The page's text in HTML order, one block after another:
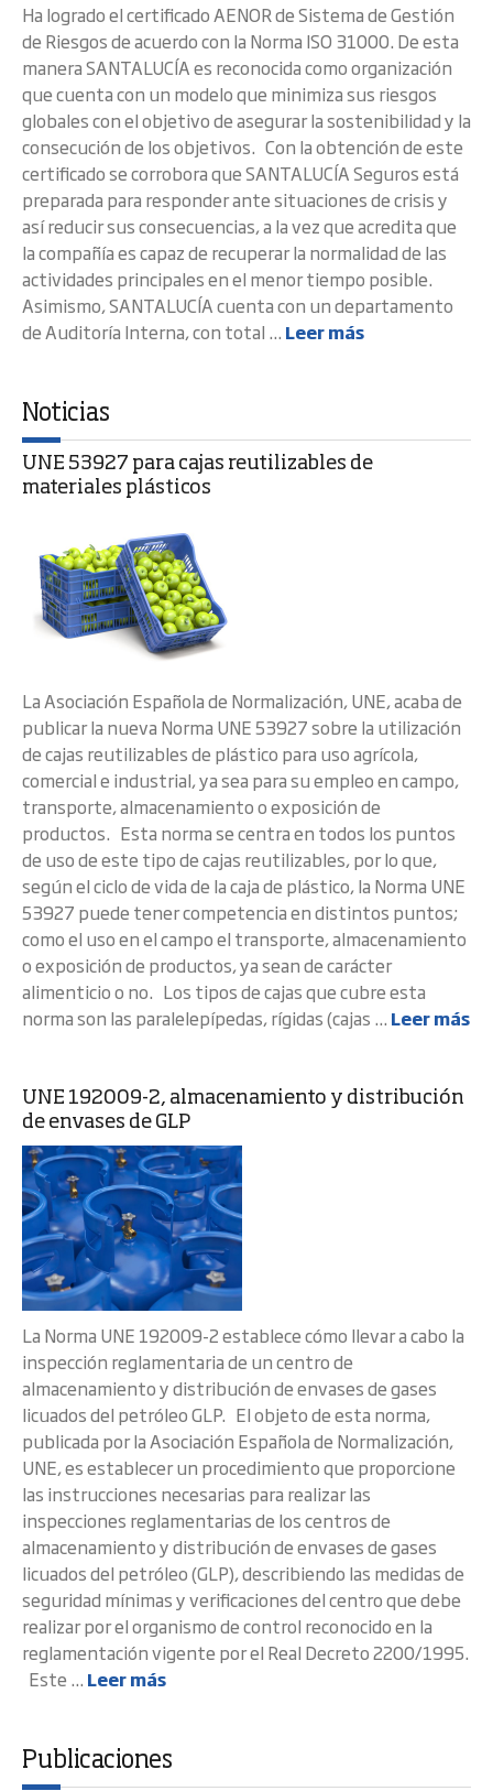
Ha logrado el certificado AENOR de Sistema de Gestión
de Riesgos de acuerdo con la Norma ISO 31000. De esta
manera SANTALUCÍA es reconocida como organización
que cuenta con un modelo que minimiza sus riesgos
globales con el objetivo de asegurar la sostenibilidad y la
consecución de los objetivos. Con la obtención de este
certificado se corrobora que SANTALUCÍA Seguros está
preparada para responder ante situaciones de crisis y
así reducir sus consecuencias, a la vez que acredita que
la compañía es capaz de recuperar la normalidad de las
actividades principales en el menor tiempo posible.
Asimismo, SANTALUCÍA cuenta con un departamento
de Auditoría Interna, con total ... Leer más
Noticias
UNE 53927 para cajas reutilizables de
materiales plásticos
La Asociación Española de Normalización, UNE, acaba de
publicar la nueva Norma UNE 53927 sobre la utilización
de cajas reutilizables de plástico para uso agrícola,
comercial e industrial, ya sea para su empleo en campo,
transporte, almacenamiento o exposición de
productos. Esta norma se centra en todos los puntos
de uso de este tipo de cajas reutilizables, por lo que,
según el ciclo de vida de la caja de plástico, la Norma UNE
53927 puede tener competencia en distintos puntos;
como el uso en el campo el transporte, almacenamiento
o exposición de productos, ya sean de carácter
alimenticio o no. Los tipos de cajas que cubre esta
norma son las paralelepípedas, rígidas (cajas ... Leer más
UNE 192009-2, almacenamiento y distribución
de envases de GLP
La Norma UNE 192009-2 establece cómo llevar a cabo la
inspección reglamentaria de un centro de
almacenamiento y distribución de envases de gases
licuados del petróleo GLP. El objeto de esta norma,
publicada por la Asociación Española de Normalización,
UNE, es establecer un procedimiento que proporcione
las instrucciones necesarias para realizar las
inspecciones reglamentarias de los centros de
almacenamiento y distribución de envases de gases
licuados del petróleo (GLP), describiendo las medidas de
seguridad mínimas y verificaciones del centro que debe
realizar por el organismo de control reconocido en la
reglamentación vigente por el Real Decreto 2200/1995.
Este ... Leer más
Publicaciones